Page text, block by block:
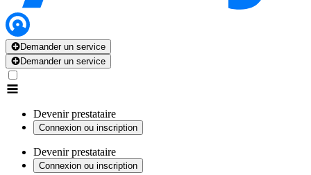
Demander un service
Demander un service
Devenir prestataire
Connexion ou inscription
Devenir prestataire
Connexion ou inscription